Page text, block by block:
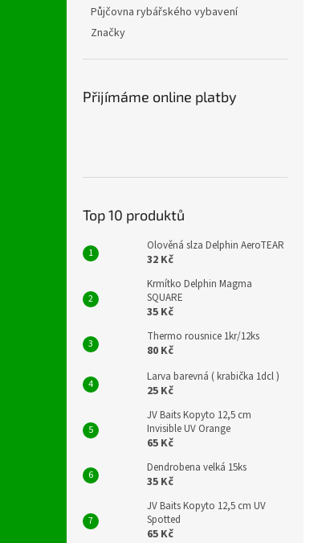
Půjčovna rybářského vybavení
Značky
Přijímáme online platby
Top 10 produktů
Olověná slza Delphin AeroTEAR
32 Kč
Krmítko Delphin Magma
SQUARE
35 Kč
Thermo rousnice 1kr/12ks
80 Kč
Larva barevná ( krabička 1dcl )
25 Kč
JV Baits Kopyto 12,5 cm
Invisible UV Orange
65 Kč
Dendrobena velká 15ks
35 Kč
JV Baits Kopyto 12,5 cm UV
Spotted
65 Kč